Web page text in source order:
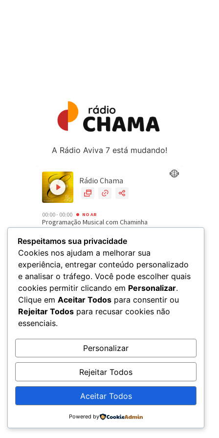
A Rádio Aviva 7 está mudando!
VER NOVO SITE
© 2026 – Rádio Chama - CNPJ: 20.679.360/0001-79
Respeitamos sua privacidade
Cookies nos ajudam a melhorar sua
experiência, entregar conteúdo personalizado
e analisar o tráfego. Você pode escolher quais
cookies permitir clicando em Personalizar.
Clique em Aceitar Todos para consentir ou
Rejeitar Todos para recusar cookies não
essenciais.
Personalizar
Rejeitar Todos
Aceitar Todos
Powered by